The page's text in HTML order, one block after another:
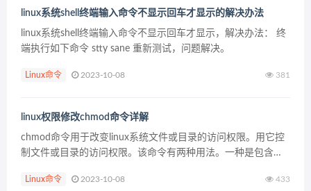
linux系统shell终端输入命令不显示回车才显示的解决办法
linux系统shell终端输入命令不显示回车才显示，解决办法： 终
端执行如下命令 stty sane 重新测试，问题解决。
Linux命令 2023-10-08 381
linux权限修改chmod命令详解
chmod命令用于改变linux系统文件或目录的访问权限。用它控
制文件或目录的访问权限。该命令有两种用法。一种是包含字
定法(4 2 1)。 Linux系统中的每个文件...
Linux命令 2023-10-08 433